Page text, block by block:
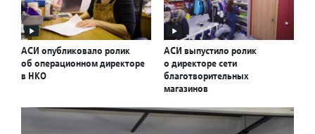
АСИ опубликовало ролик
об операционном директоре
в НКО
АСИ выпустило ролик
о директоре сети
благотворительных
магазинов